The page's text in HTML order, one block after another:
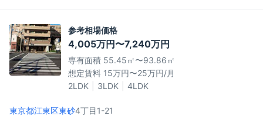
参考相場価格
4,005万円〜7,240万円
専有面積 55.45㎡〜93.86㎡
想定賃料 15万円〜25万円/月
2LDK
3LDK 4LDK
東京都江東区東砂4丁目1-21